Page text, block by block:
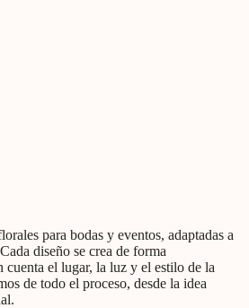
para bodas y eventos, adaptadas a
diseño se crea de forma
cuenta el lugar, la luz y el estilo de la
de todo el proceso, desde la idea